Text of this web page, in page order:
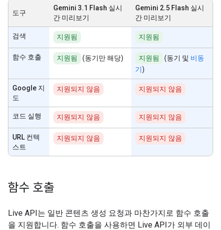
도구
Gemini 3.1 Flash 실시
간 미리보기
Gemini 2.5 Flash 실시
간 미리보기
검색 지원됨 지원됨
함수 호출 지원됨 (동기만 해당) 지원됨 (동기 및 비동
기)
Google 지
도
지원되지 않음 지원되지 않음
코드 실행 지원되지 않음 지원되지 않음
URL 컨텍
스트
지원되지 않음 지원되지 않음
함수 호출
Live API는 일반 콘텐츠 생성 요청과 마찬가지로 함수 호출
을 지원합니다. 함수 호출을 사용하면 Live API가 외부 데이